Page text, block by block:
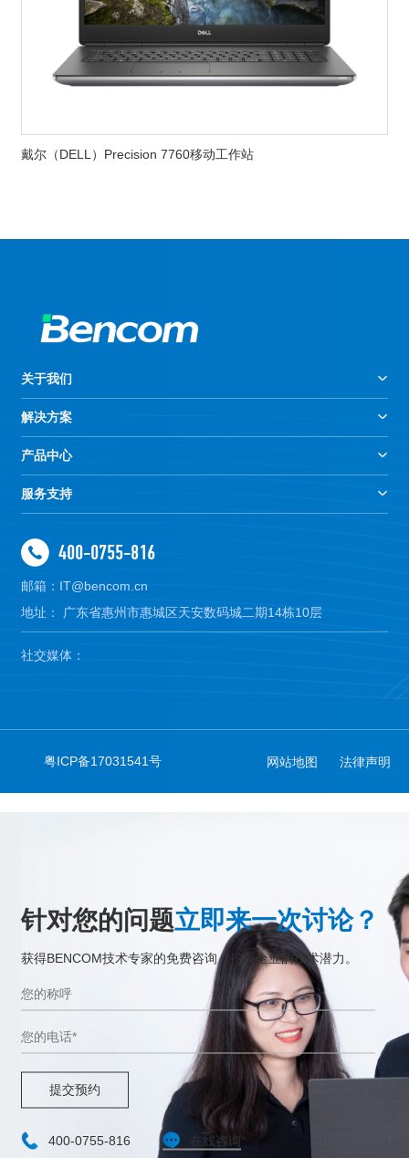
戴尔（DELL）Precision 7760移动工作站
关于我们
解决方案
产品中心
服务支持
400-0755-816
邮箱：IT@bencom.cn
地址： 广东省惠州市惠城区天安数码城二期14栋10层
社交媒体：
粤ICP备17031541号 网站地图 法律声明
针对您的问题立即来一次讨论？
获得BENCOM技术专家的免费咨询，挖掘企业的技术潜力。
提交预约
400-0755-816 在线咨询